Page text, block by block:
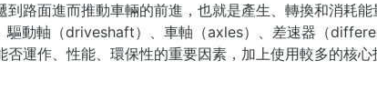
路面進而推動車輛的前進，也就是產生、轉換和消耗
驅動軸（driveshaft）、車軸（axles）、差速器（
運作、性能、環保性的重要因素，加上使用較多的核